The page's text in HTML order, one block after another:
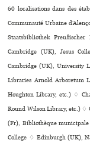
60 localisations dans des
Communauté Urbaine
Staatsbibliothek
Cambridge (UK), Jesus
Cambridge (UK), University
Libraries Arnold Arboretum
Houghton Library, etc.) ♢
Round Wilson Library, etc.) ♢
(Fr), Bibliothèque
College ♢ Edinburgh (UK),